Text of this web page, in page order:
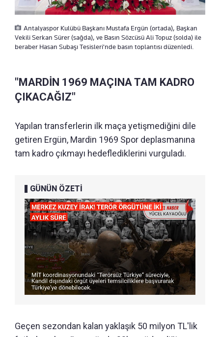
Antalyaspor Kulübü Başkanı Mustafa Ergün (ortada), Başkan
Vekili Serkan Sürer (sağda), ve Basın Sözcüsü Ali Topuz (solda) ile
beraber Hasan Subaşı Tesisleri'nde basın toplantısı düzenledi.
"MARDİN 1969 MAÇINA TAM KADRO
ÇIKACAĞIZ"
Yapılan transferlerin ilk maça yetişmediğini dile
getiren Ergün, Mardin 1969 Spor deplasmanına
tam kadro çıkmayı hedeflediklerini vurguladı.
GÜNÜN ÖZETİ
Geçen sezondan kalan yaklaşık 50 milyon TL'lik